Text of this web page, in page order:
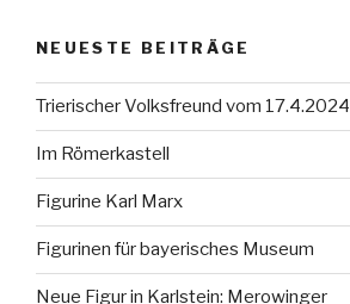
NEUESTE BEITRÄGE
Trierischer Volksfreund vom 17.4.2024
Im Römerkastell
Figurine Karl Marx
Figurinen für bayerisches Museum
Neue Figur in Karlstein: Merowinger